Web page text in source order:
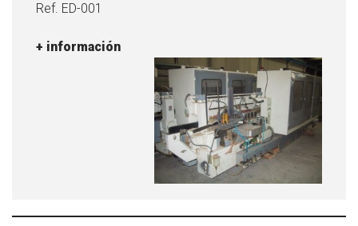
Ref. ED-001
+ información